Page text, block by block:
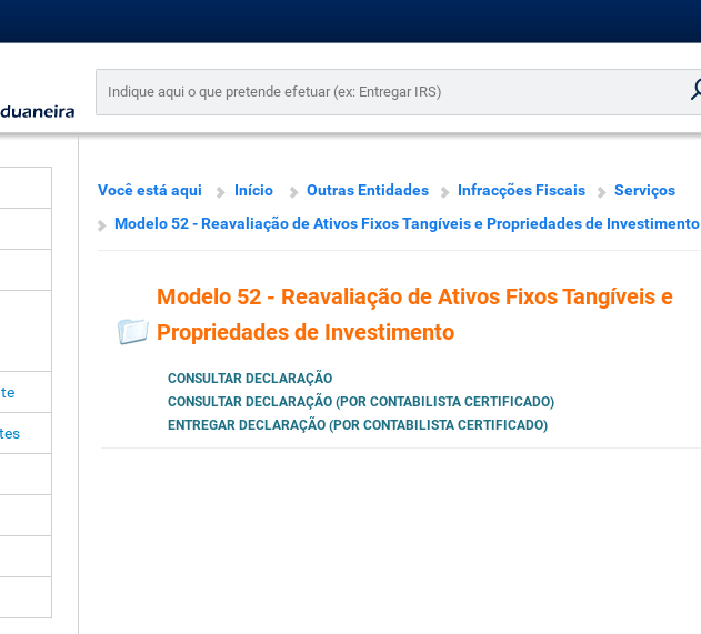
Você está aqui Início Outras Entidades Infracções Fiscais
Serviços
Modelo 52 - Reavaliação de Ativos Fixos Tangíveis e Propriedades de Investimento
Modelo 52 - Reavaliação de Ativos Fixos Tangíveis e
Propriedades de Investimento
CONSULTAR DECLARAÇÃO
CONSULTAR DECLARAÇÃO (POR CONTABILISTA CERTIFICADO)
ENTREGAR DECLARAÇÃO (POR CONTABILISTA CERTIFICADO)